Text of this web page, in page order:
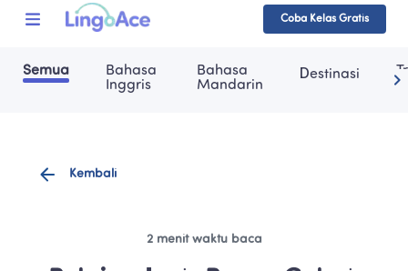
Coba Kelas Gratis
Semua
Bahasa
Inggris
Bahasa
Mandarin
Destinasi
Kembali
2 menit waktu baca